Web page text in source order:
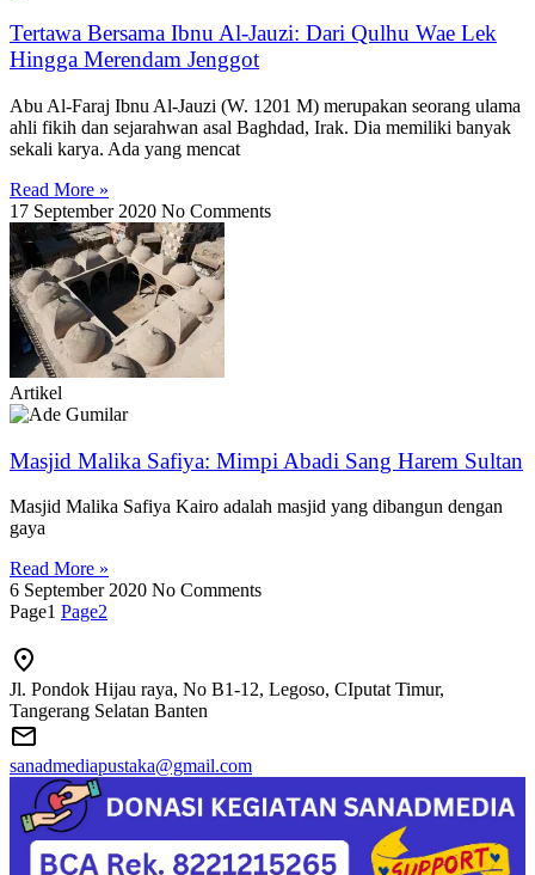
Tertawa Bersama Ibnu Al-Jauzi: Dari Qulhu Wae Lek
Hingga Merendam Jenggot
Abu Al-Faraj Ibnu Al-Jauzi (W. 1201 M) merupakan seorang ulama
ahli fikih dan sejarahwan asal Baghdad, Irak. Dia memiliki banyak
sekali karya. Ada yang mencat
Read More »
17 September 2020 No Comments
Artikel
Masjid Malika Safiya: Mimpi Abadi Sang Harem Sultan
Masjid Malika Safiya Kairo adalah masjid yang dibangun dengan
gaya
Read More »
6 September 2020 No Comments
Page1 Page2
Jl. Pondok Hijau raya, No B1-12, Legoso, CIputat Timur,
Tangerang Selatan Banten
sanadmediapustaka@gmail.com